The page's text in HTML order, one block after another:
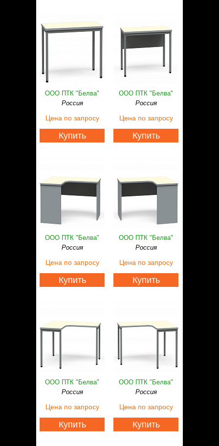
ООО ПТК "Белва"
Россия
Цена по запросу
Купить
ООО ПТК "Белва"
Россия
Цена по запросу
Купить
ООО ПТК "Белва"
Россия
Цена по запросу
Купить
ООО ПТК "Белва"
Россия
Цена по запросу
Купить
ООО ПТК "Белва"
Россия
Цена по запросу
Купить
ООО ПТК "Белва"
Россия
Цена по запросу
Купить